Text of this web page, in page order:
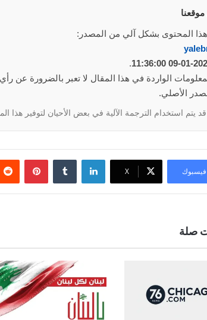
المحتوى بشكل آلي من المصدر:
2026-01-09
.
الواردة في هذا المقال لا تعبر بالضرورة عن
الأصلي.
قد يتم استخدام الترجمة الآلية في بعض الأحيان لتوفير هذا
فيسبوك ‫X
لينكدإن ‏Tumblr بينتيريست
صلة